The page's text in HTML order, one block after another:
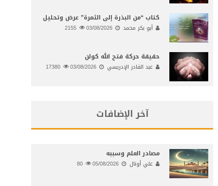
كتاب “من البذرة إلى الثمرة” عرض وتحليل
أبو بكر محمد 03/08/2026
حقيقة حركة فتح الله كولن
عبد القادر الإدريسي 03/08/2026
آخر الإضافات
مصادر العلم وسببه
علي أونال 05/08/2026